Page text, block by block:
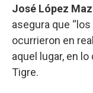
José López
asegura que
ocurrieron en
aquel lugar, en
Tigre.